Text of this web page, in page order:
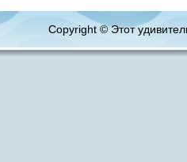
Copyright © Этот